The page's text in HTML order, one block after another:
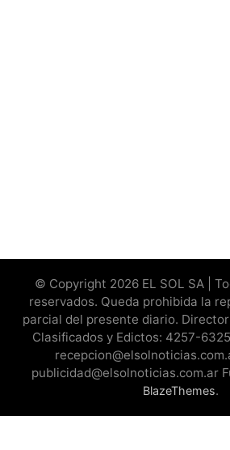
© Copyright 2026 EL SOL SA |
reservados. Queda prohibida la
parcial del presente diario.
Clasificados y Edictos: 4257-
publicidad@elsolnoticias.com.ar
BlazeThemes.